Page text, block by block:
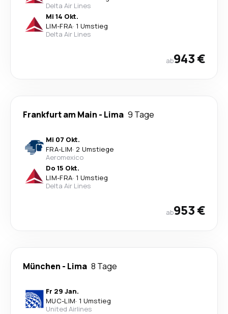
Delta Air Lines
Mi 14 Okt.
LIM-FRA· 1 Umstieg
Delta Air Lines
ab943 €
Frankfurt am Main - Lima 9 Tage
Mi 07 Okt.
FRA-LIM· 2 Umstiege
Aeromexico
Do 15 Okt.
LIM-FRA· 1 Umstieg
Delta Air Lines
ab953 €
München - Lima 8 Tage
Fr 29 Jan.
MUC-LIM· 1 Umstieg
United Airlines